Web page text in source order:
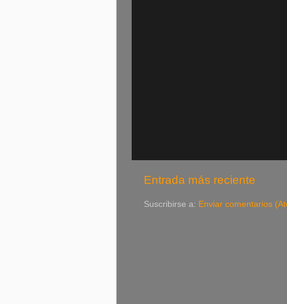
Entrada más reciente
Suscribirse a: Enviar comentarios